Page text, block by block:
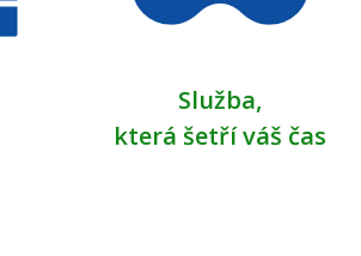
Služba,
která šetří váš čas